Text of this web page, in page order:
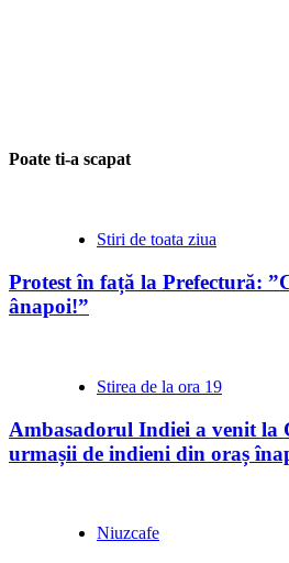
Poate ti-a scapat
Stiri de toata ziua
Protest în față la Prefectură:
ânapoi!”
Stirea de la ora 19
Ambasadorul Indiei a venit la
urmașii de indieni din oraș
Niuzcafe